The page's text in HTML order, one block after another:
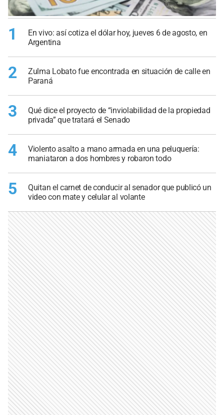
1
En vivo: así cotiza el dólar hoy, jueves 6 de agosto, en
Argentina
2
Zulma Lobato fue encontrada en situación de calle en
Paraná
3
Qué dice el proyecto de “inviolabilidad de la propiedad
privada” que tratará el Senado
4
Violento asalto a mano armada en una peluquería:
maniataron a dos hombres y robaron todo
5
Quitan el carnet de conducir al senador que publicó un
video con mate y celular al volante